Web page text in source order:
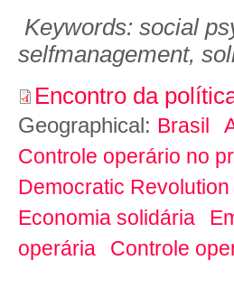
Keywords: social
selfmanagement,
Encontro da
Geographical: Brasil
Controle operário no
Democratic Revolution
Economia solidária
operária
Controle